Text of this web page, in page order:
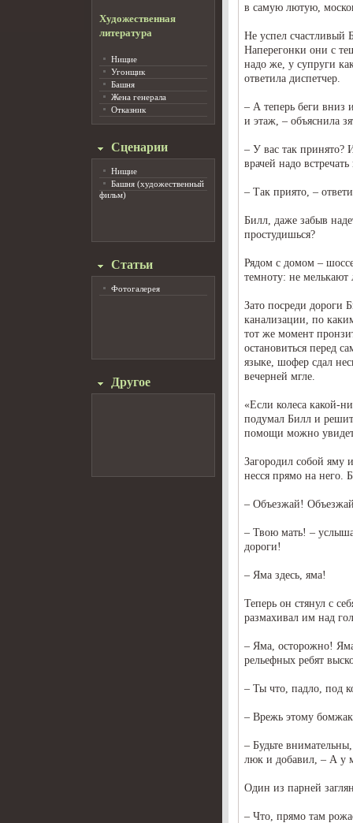
Художественная
литература
Нищие
Угонщик
Башня
Жена генерала
Отказник
Сценарии
Нищие
Башня (художественный
фильм)
Статьи
Фотогалерея
Другое
в самую лютую,
Не успел счастливый
Наперегонки они с
надо же, у супруги
ответила диспетчер.
– А теперь беги вниз
и этаж, – объяснила
– У вас так принято?
врачей надо
– Так приято, –
Билл, даже забыв
простудишься?
Рядом с домом –
темноту: не мелькают
Зато посреди дороги
канализации, по
тот же момент
остановиться перед
языке, шофер сдал
вечерней мгле.
«Если колеса какой-
подумал Билл и
помощи можно
Загородил собой яму
несся прямо на него.
– Объезжай!
– Твою мать! –
дороги!
– Яма здесь, яма!
Теперь он стянул с
размахивал им над
– Яма, осторожно!
рельефных ребят
– Ты что, падло, под
– Врежь этому
– Будьте
люк и добавил, – А у
Один из парней
– Что, прямо там